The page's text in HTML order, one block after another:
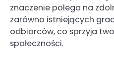
znaczenie polega na
zarówno istniejących
odbiorców, co sprzyja
społeczności.